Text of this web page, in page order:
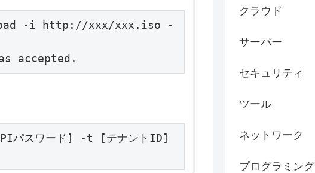
-i http://xxx/xxx.iso -
accepted.
スワード] -t [テナントID]
クラウド
サーバー
セキュリティ
ツール
ネットワーク
プログラミング